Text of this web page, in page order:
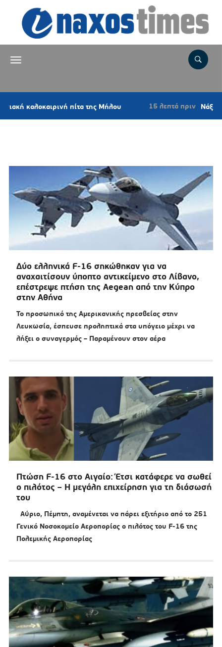
πίτα της Μήλου 15 λεπτά πριν Νάξος: Σε
Δύο ελληνικά F-16 σηκώθηκαν για να
αναχαιτίσουν ύποπτο αντικείμενο στο Λίβανο,
επέστρεψε πτήση της Aegean από την Κύπρο
στην Αθήνα
Το προσωπικό της Αμερικανικής πρεσβείας στην
Λευκωσία, έσπευσε προληπτικά στα υπόγειο μέχρι να
λήξει ο συναγερμός – Παραμένουν στον αέρα
Πτώση F-16 στο Αιγαίο: Έτσι κατάφερε να σωθεί
ο πιλότος – Η μεγάλη επιχείρηση για τη διάσωσή
του
Αύριο, Πέμπτη, αναμένεται να πάρει εξιτήριο από το 251
Γενικό Νοσοκομείο Αεροπορίας ο πιλότος του F-16 της
Πολεμικής Αεροπορίας